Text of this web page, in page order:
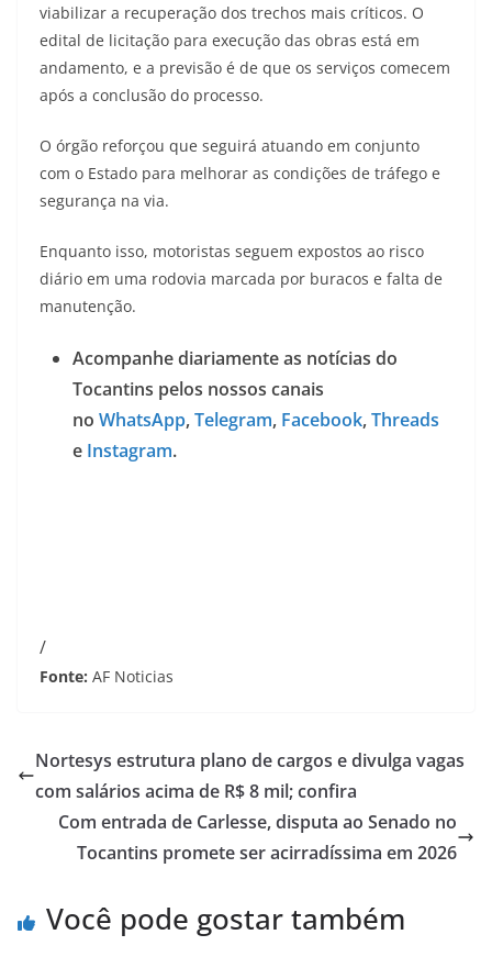
viabilizar a recuperação dos trechos mais críticos. O
edital de licitação para execução das obras está em
andamento, e a previsão é de que os serviços comecem
após a conclusão do processo.
O órgão reforçou que seguirá atuando em conjunto
com o Estado para melhorar as condições de tráfego e
segurança na via.
Enquanto isso, motoristas seguem expostos ao risco
diário em uma rodovia marcada por buracos e falta de
manutenção.
Acompanhe diariamente as notícias do
Tocantins pelos nossos canais
no WhatsApp,Telegram, Facebook,Threads
e Instagram.
/
Fonte: AF Noticias
Nortesys estrutura plano de cargos e divulga vagas
com salários acima de R$ 8 mil; confira
Com entrada de Carlesse, disputa ao Senado no
Tocantins promete ser acirradíssima em 2026
Você pode gostar também